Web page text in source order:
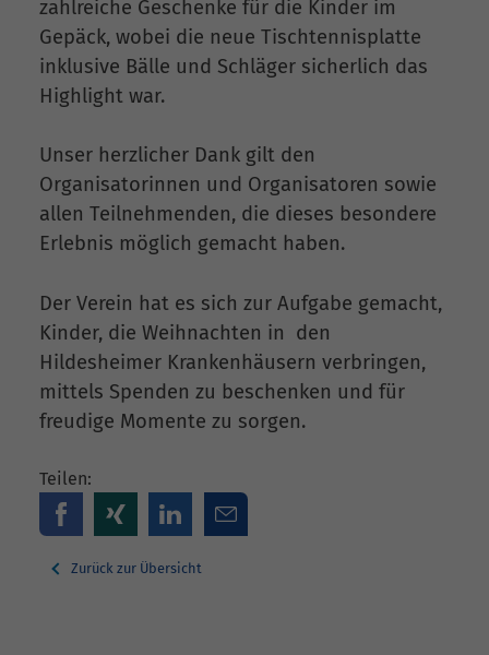
zahlreiche Geschenke für die Kinder im
Gepäck, wobei die neue Tischtennisplatte
inklusive Bälle und Schläger sicherlich das
Highlight war.
Unser herzlicher Dank gilt den
Organisatorinnen und Organisatoren sowie
allen Teilnehmenden, die dieses besondere
Erlebnis möglich gemacht haben.
Der Verein hat es sich zur Aufgabe gemacht,
Kinder, die Weihnachten in den
Hildesheimer Krankenhäusern verbringen,
mittels Spenden zu beschenken und für
freudige Momente zu sorgen.
Teilen:
Zurück zur Übersicht